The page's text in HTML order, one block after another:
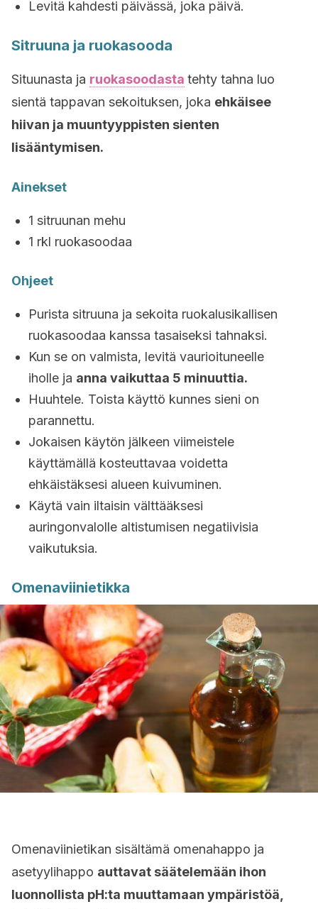
Levitä kahdesti päivässä, joka päivä.
Sitruuna ja ruokasooda
Situunasta ja ruokasoodasta tehty tahna luo
sientä tappavan sekoituksen, joka ehkäisee
hiivan ja muuntyyppisten sienten
lisääntymisen.
Ainekset
1 sitruunan mehu
1 rkl ruokasoodaa
Ohjeet
Purista sitruuna ja sekoita ruokalusikallisen
ruokasoodaa kanssa tasaiseksi tahnaksi.
Kun se on valmista, levitä vaurioituneelle
iholle ja anna vaikuttaa 5 minuuttia.
Huuhtele. Toista käyttö kunnes sieni on
parannettu.
Jokaisen käytön jälkeen viimeistele
käyttämällä kosteuttavaa voidetta
ehkäistäksesi alueen kuivuminen.
Käytä vain iltaisin välttääksesi
auringonvalolle altistumisen negatiivisia
vaikutuksia.
Omenaviinietikka
Omenaviinietikan sisältämä omenahappo ja
asetyylihappo auttavat säätelemään ihon
luonnollista pH:ta muuttamaan ympäristöä,